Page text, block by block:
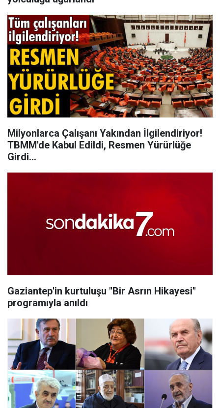
Milyonlarca Çalışanı Yakından İlgilendiriyor!
TBMM'de Kabul Edildi, Resmen Yürürlüğe
Girdi...
Gaziantep'in kurtuluşu "Bir Asrın Hikayesi"
programıyla anıldı